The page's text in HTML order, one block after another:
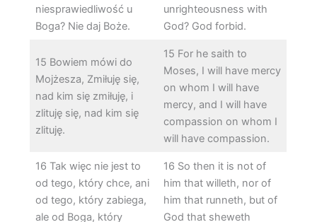
niesprawiedliwość u
Boga? Nie daj Boże.
unrighteousness with
God? God forbid.
15 Bowiem mówi do
Mojżesza, Zmiłuję się,
nad kim się zmiłuję, i
zlituję się, nad kim się
zlituję.
15 For he saith to
Moses, I will have mercy
on whom I will have
mercy, and I will have
compassion on whom I
will have compassion.
16 Tak więc nie jest to
od tego, który chce, ani
od tego, który zabiega,
ale od Boga, który
16 So then it is not of
him that willeth, nor of
him that runneth, but of
God that sheweth